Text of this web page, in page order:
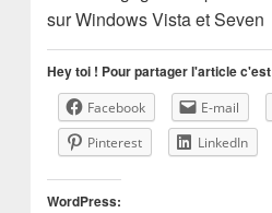
sur Windows Vista et Seven
Hey toi ! Pour partager l'article
Facebook E-mail
Pinterest
LinkedIn
WordPress: